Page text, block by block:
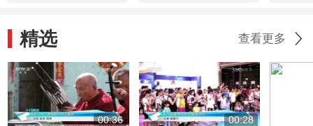
精选 查看更多
00:36 00:28